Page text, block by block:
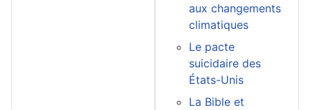
aux changements
climatiques
Le pacte
suicidaire des
États-Unis
La Bible et